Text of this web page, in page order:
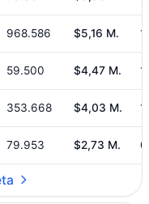
968.586 $5,16 M.
59.500 $4,47 M.
353.668 $4,03 M.
79.953 $2,73 M.